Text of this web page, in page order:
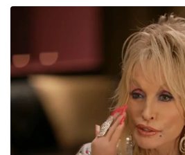
കഴിഞ്ഞു എന്നുമാണ് റഷ്യൻ
അവകാശപ്പെട്ടത് . ഈ അവകാശ
ശക്തികൾ ആരും
വളരെയധികം വിശ്വാസ്യമാണ് .
കഴിഞ്ഞ കൊല്ലം റഷ്യയിൽ
നമ്മുടെ രാജ്യം
സംവിധാനം നമ്മുടെ
പരിരക്ഷിക്കുമെന്നായിരുന്നു